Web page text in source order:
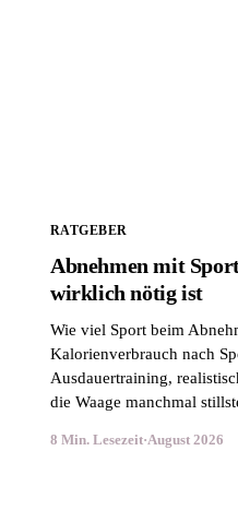
RATGEBER
Abnehmen mit
wirklich nötig ist
Wie viel Sport beim
Kalorienverbrauch nach
Ausdauertraining,
die Waage manchmal
8 Min. Lesezeit·August 2026